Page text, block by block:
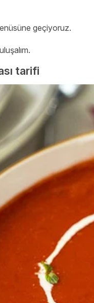
geçiyoruz.
tarifi